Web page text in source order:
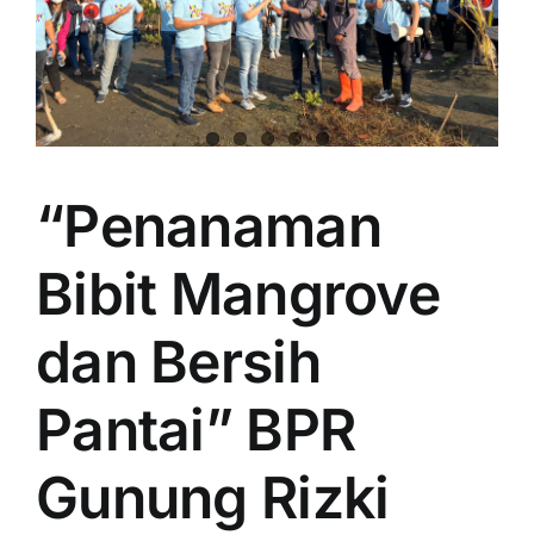
“Penanaman
Bibit Mangrove
dan Bersih
Pantai” BPR
Gunung Rizki